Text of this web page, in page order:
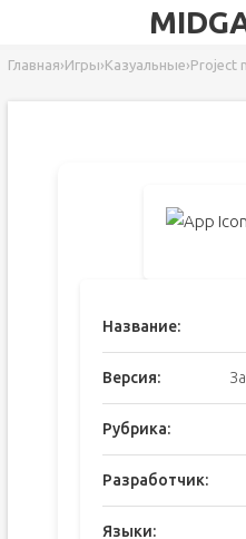
Главная›Игры›Казуальные›Project
Название:
Версия:
Рубрика:
Разработчик:
Языки: